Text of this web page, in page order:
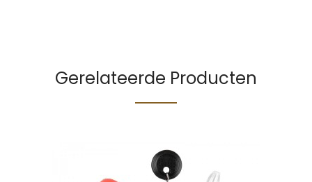
Gerelateerde Producten